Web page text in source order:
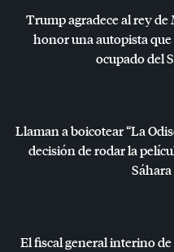
Trump agradece al rey
honor una autopista
ocupado del
Llaman a boicotear “La
decisión de rodar la
El fiscal general interino de